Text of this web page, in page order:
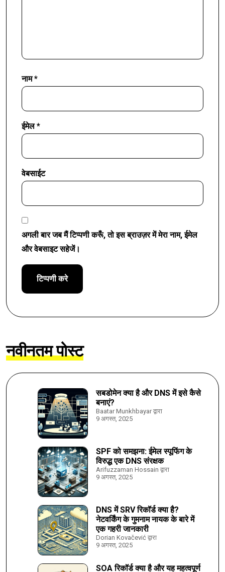
नाम*
ईमेल*
वेबसाईट
अगली बार जब मैं टिप्पणी करूँ, तो इस ब्राउज़र में मेरा नाम, ईमेल
और वेबसाइट सहेजें।
नवीनतम पोस्ट
सबडोमेन क्या है और DNS में इसे कैसे
बनाएं?
Baatar Munkhbayar द्वारा
9 अगस्त, 2025
SPF को समझना: ईमेल स्पूफिंग के
विरुद्ध एक DNS संरक्षक
Arifuzzaman Hossain द्वारा
9 अगस्त, 2025
DNS में SRV रिकॉर्ड क्या है?
नेटवर्किंग के गुमनाम नायक के बारे में
एक गहरी जानकारी
Dorian Kovačević द्वारा
9 अगस्त, 2025
SOA रिकॉर्ड क्या है और यह महत्वपूर्ण